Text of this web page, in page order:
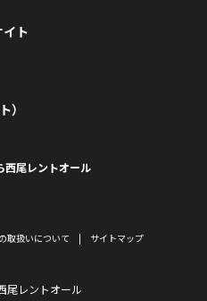
ト
）
西尾レントオール
取扱いについて サイトマップ
レントオール